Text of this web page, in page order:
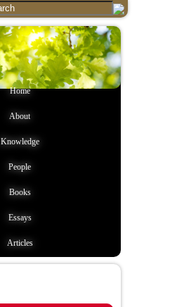
Home
About
Knowledge
People
Books
Essays
Articles